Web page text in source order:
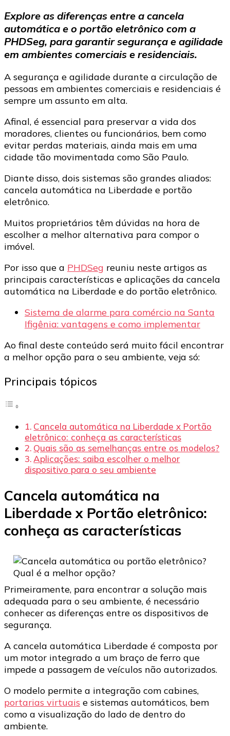
eletrônico?
Qual
é
a
opção?
Explore as diferenças entre a cancela
automática e o portão eletrônico com a
PHDSeg, para garantir segurança e agilidade
em ambientes comerciais e residenciais.
A segurança e agilidade durante a circulação de
pessoas em ambientes comerciais e residenciais é
sempre um assunto em alta.
Afinal, é essencial para preservar a vida dos
moradores, clientes ou funcionários, bem como
evitar perdas materiais, ainda mais em uma
cidade tão movimentada como São Paulo.
Diante disso, dois sistemas são grandes aliados:
cancela automática na Liberdade e portão
eletrônico.
Muitos proprietários têm dúvidas na hora de
escolher a melhor alternativa para compor o
imóvel.
Por isso que a PHDSeg reuniu neste artigos as
principais características e aplicações da cancela
automática na Liberdade e do portão eletrônico.
Sistema de alarme para comércio na Santa
Ifigênia: vantagens e como implementar
Ao final deste conteúdo será muito fácil encontrar
a melhor opção para o seu ambiente, veja só:
Principais tópicos
Cancela automática na Liberdade x Portão
eletrônico: conheça as características
Quais são as semelhanças entre os modelos?
Aplicações: saiba escolher o melhor
dispositivo para o seu ambiente
Cancela automática na
Liberdade x Portão eletrônico:
conheça as características
Primeiramente, para encontrar a solução mais
adequada para o seu ambiente, é necessário
conhecer as diferenças entre os dispositivos de
segurança.
A cancela automática Liberdade é composta por
um motor integrado a um braço de ferro que
impede a passagem de veículos não autorizados.
O modelo permite a integração com cabines,
portarias virtuais e sistemas automáticos, bem
como a visualização do lado de dentro do
ambiente.